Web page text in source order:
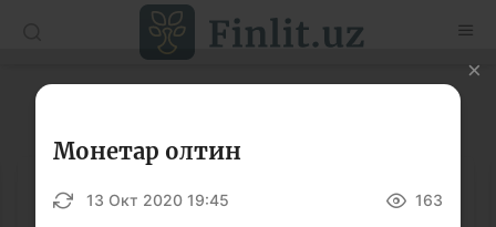
Рус
Мақолалар
Ўқув қўлланмалар
Луғат
Монетар олтин
13 Окт 2020 19:45 163